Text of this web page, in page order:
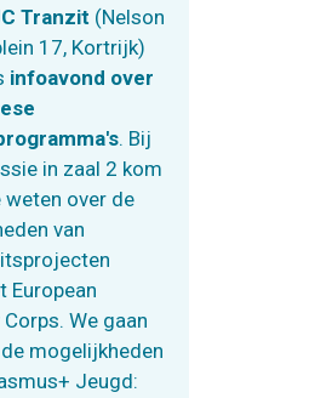
Tranzit (Nelson
17, Kortrijk)
infoavond over
. Bij
in zaal 2 kom
weten over de
van
European
We gaan
mogelijkheden
Jeugd: